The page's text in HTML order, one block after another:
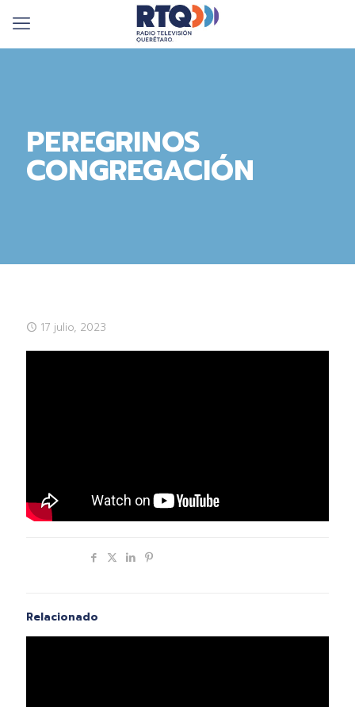
PEREGRINOS
CONGREGACIÓN
17 julio, 2023
Relacionado